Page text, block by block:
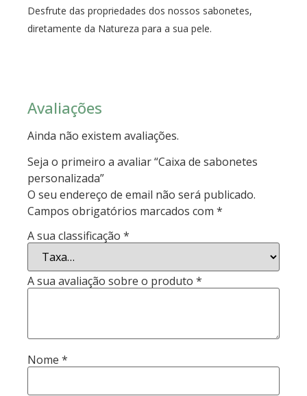
Desfrute das propriedades dos nossos sabonetes,
diretamente da Natureza para a sua pele.
Avaliações
Ainda não existem avaliações.
Seja o primeiro a avaliar “Caixa de sabonetes
personalizada”
O seu endereço de email não será publicado.
Campos obrigatórios marcados com *
A sua classificação *
A sua avaliação sobre o produto *
Nome *